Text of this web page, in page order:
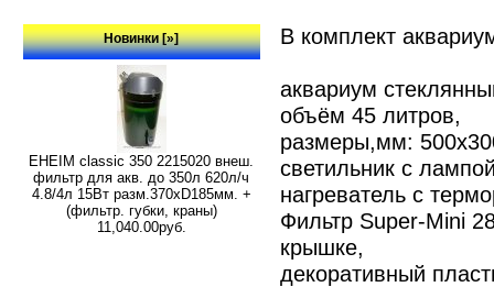
Новинки [»]
EHEIM classic 350 2215020 внеш.
фильтр для акв. до 350л 620л/ч
4.8/4л 15Вт разм.370хD185мм. +
(фильтр. губки, краны)
11,040.00руб.
В комплект
аквариум
объём 45 литров,
размеры,мм:
светильник с
нагреватель с
Фильтр Super-Mini
крышке,
декоративный